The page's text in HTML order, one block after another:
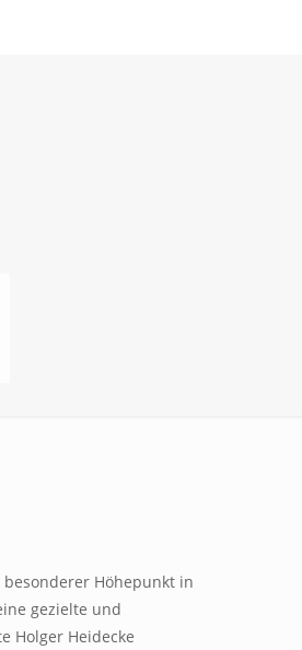
Höhepunkt in
gezielte und
Holger Heidecke